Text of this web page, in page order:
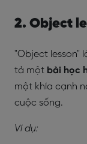
2. Object
"Object lesson"
tả một bài học
một khía cạnh
cuộc sống.
Ví dụ: